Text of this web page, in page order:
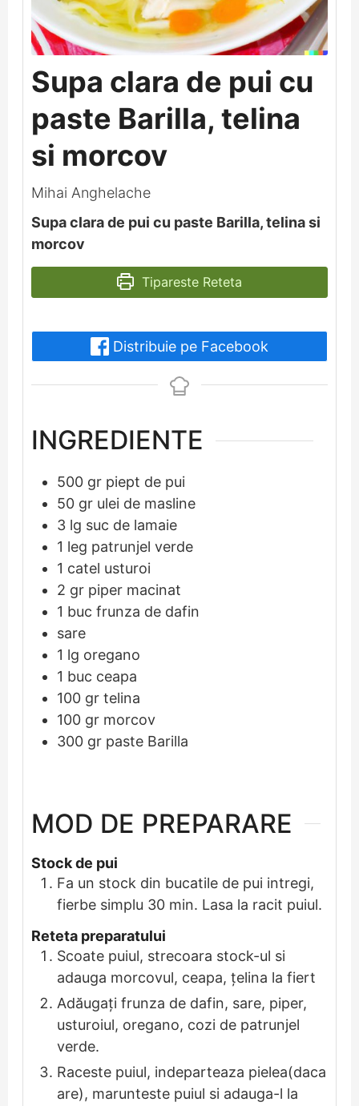
Supa clara de pui cu
paste Barilla, telina
si morcov
Mihai Anghelache
Supa clara de pui cu paste Barilla, telina si
morcov
Tipareste Reteta
Distribuie pe Facebook
INGREDIENTE
500 gr piept de pui
50 gr ulei de masline
3 lg suc de lamaie
1 leg patrunjel verde
1 catel usturoi
2 gr piper macinat
1 buc frunza de dafin
sare
1 lg oregano
1 buc ceapa
100 gr telina
100 gr morcov
300 gr paste Barilla
MOD DE PREPARARE
Stock de pui
Fa un stock din bucatile de pui intregi,
fierbe simplu 30 min. Lasa la racit puiul.
Reteta preparatului
Scoate puiul, strecoara stock-ul si
adauga morcovul, ceapa, țelina la fiert
Adăugați frunza de dafin, sare, piper,
usturoiul, oregano, cozi de patrunjel
verde.
Raceste puiul, indeparteaza pielea(daca
are), marunteste puiul si adauga-l la